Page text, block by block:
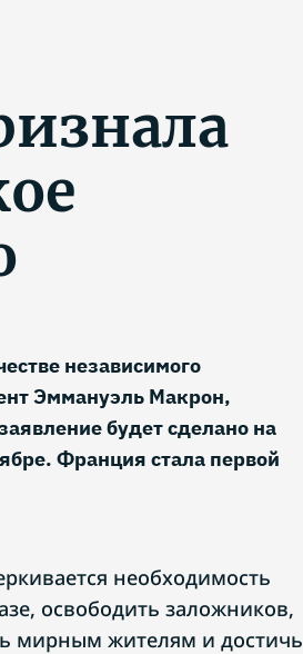
независимого
Эммануэль Макрон,
будет сделано на
Франция стала первой
необходимость
освободить заложников,
мирным жителям и достичь